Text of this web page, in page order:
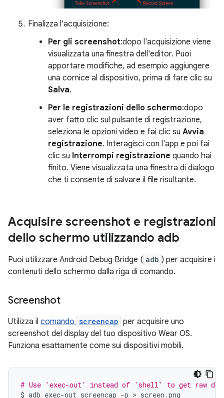
Finalizza l'acquisizione:
Per gli screenshot:dopo l'acquisizione viene
visualizzata una finestra dell'editor. Puoi
apportare modifiche, ad esempio aggiungere
una cornice al dispositivo, prima di fare clic su
Salva.
Per le registrazioni dello schermo:dopo
aver fatto clic sul pulsante di registrazione,
seleziona le opzioni video e fai clic su Avvia
registrazione. Interagisci con l'app e poi fai
clic su Interrompi registrazione quando hai
finito. Viene visualizzata una finestra di dialogo
che ti consente di salvare il file risultante.
Acquisire screenshot e registrazioni
dello schermo utilizzando adb
Puoi utilizzare Android Debug Bridge ( adb ) per acquisire i
contenuti dello schermo dalla riga di comando.
Screenshot
Utilizza il comando screencap per acquisire uno
screenshot del display del tuo dispositivo Wear OS.
Funziona esattamente come sui dispositivi mobili.
# Use 'exec-out' instead of 'shell' to get raw
$ adb exec-out screencap -p >